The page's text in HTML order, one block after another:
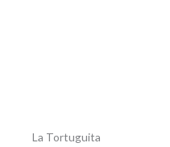
La Tortuguita